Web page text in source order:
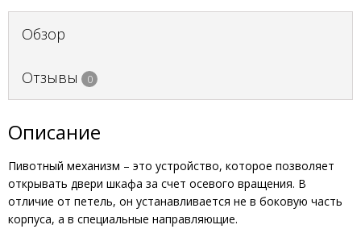
Обзор
Отзывы 0
Описание
Пивотный механизм – это устройство, которое позволяет
открывать двери шкафа за счет осевого вращения. В
отличие от петель, он устанавливается не в боковую часть
корпуса, а в специальные направляющие.